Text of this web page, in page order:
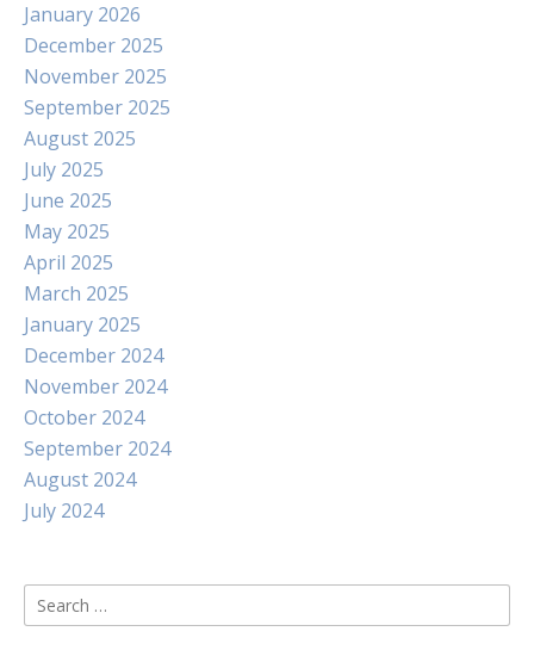
January 2026
December 2025
November 2025
September 2025
August 2025
July 2025
June 2025
May 2025
April 2025
March 2025
January 2025
December 2024
November 2024
October 2024
September 2024
August 2024
July 2024
Search
for: